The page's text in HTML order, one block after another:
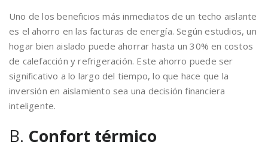
Uno de los beneficios más inmediatos de un techo aislante
es el ahorro en las facturas de energía. Según estudios, un
hogar bien aislado puede ahorrar hasta un 30% en costos
de calefacción y refrigeración. Este ahorro puede ser
significativo a lo largo del tiempo, lo que hace que la
inversión en aislamiento sea una decisión financiera
inteligente.
B. Confort térmico